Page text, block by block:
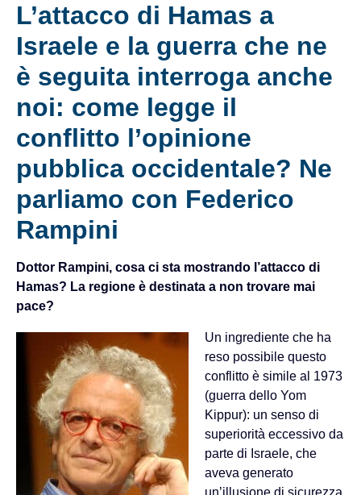
L’attacco di Hamas a
Israele e la guerra che ne
è seguita interroga anche
noi: come legge il
conflitto l’opinione
pubblica occidentale? Ne
parliamo con Federico
Rampini
Dottor Rampini, cosa ci sta mostrando l’attacco di
Hamas? La regione è destinata a non trovare mai
pace?
Un ingrediente che ha
reso possibile questo
conflitto è simile al 1973
(guerra dello Yom
Kippur): un senso di
superiorità eccessivo da
parte di Israele, che
aveva generato
un’illusione di sicurezza